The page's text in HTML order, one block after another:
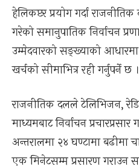
हेलिकप्टर प्रयोग गर्दा
गरेको समानुपातिक निर्वाचन
उम्मेदवारको सङ्ख्याको
खर्चको सीमाभित्र रही गर्नुपर्ने छ ।
राजनीतिक दलले टेलिभिजन,
माध्यमबाट निर्वाचन
अन्तरालमा २४ घण्टामा बढीमा
एक मिनेटसम्म प्रसारण गराउन